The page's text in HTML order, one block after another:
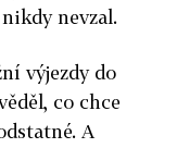
nevzal.
výjezdy do
co chce
A